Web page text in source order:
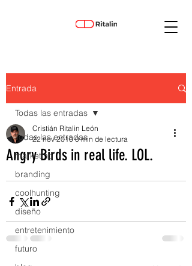
Entrada
Todas las entradas
marketing
branding
coolhunting
diseño
entretenimiento
futuro
Todas las entradas
Angry Birds in real life. LOL.
Cristián Ritalin León
22 nov 2010 0 min de lectura